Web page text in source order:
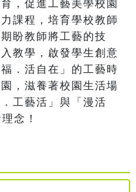
，促進工藝美學校園
課程，培育學校教師
盼教師將工藝的技
教學，啟發學生創意
．活自在」的工藝時
，滋養著校園生活場
工藝活」與「漫活